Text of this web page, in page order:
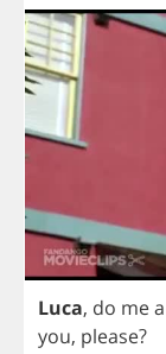
Luca, do mea
you, please?